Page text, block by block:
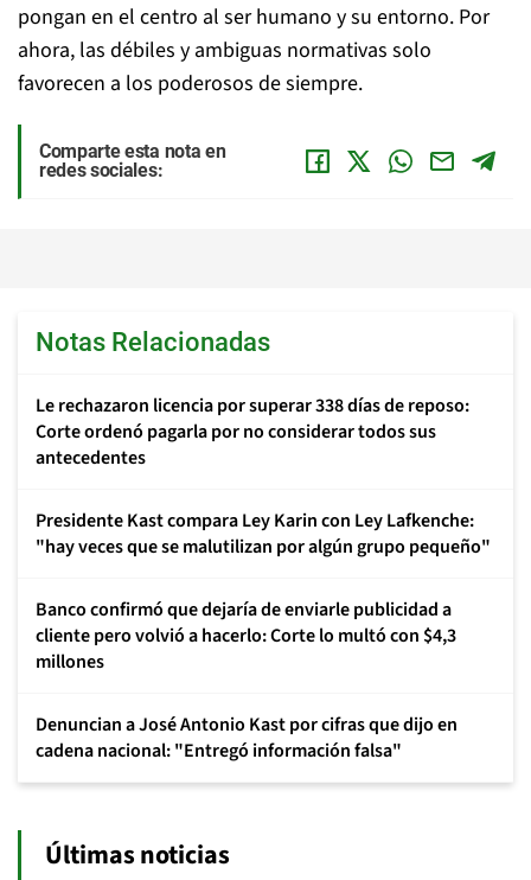
pongan en el centro al ser humano y su entorno. Por
ahora, las débiles y ambiguas normativas solo
favorecen a los poderosos de siempre.
Comparte esta nota en
redes sociales:
Notas Relacionadas
Le rechazaron licencia por superar 338 días de reposo:
Corte ordenó pagarla por no considerar todos sus
antecedentes
Presidente Kast compara Ley Karin con Ley Lafkenche:
"hay veces que se malutilizan por algún grupo pequeño"
Banco confirmó que dejaría de enviarle publicidad a
cliente pero volvió a hacerlo: Corte lo multó con $4,3
millones
Denuncian a José Antonio Kast por cifras que dijo en
cadena nacional: "Entregó información falsa"
Últimas noticias